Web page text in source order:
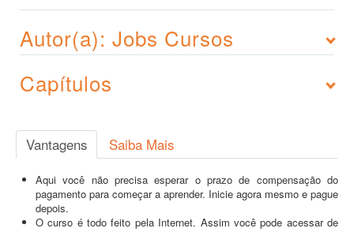
Autor(a): Jobs Cursos
Capítulos
Vantagens Saiba Mais
Aqui você não precisa esperar o prazo de compensação do
pagamento para começar a aprender. Inicie agora mesmo e pague
depois.
O curso é todo feito pela Internet. Assim você pode acessar de